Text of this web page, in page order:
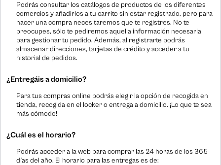
Podrás consultar los catálogos de productos de los diferentes
comercios y añadirlos a tu carrito sin estar registrado, pero para
hacer una compra necesitaremos que te registres. No te
preocupes, sólo te pediremos aquella información necesaria
para gestionar tu pedido. Además, al registrarte podrás
almacenar direcciones, tarjetas de crédito y acceder a tu
historial de pedidos.
¿Entregáis a domicilio?
Para tus compras online podrás elegir la opción de recogida en
tienda, recogida en el locker o entrega a domicilio. ¡Lo que te sea
más cómodo!
¿Cuál es el horario?
Podrás acceder a la web para comprar las 24 horas de los 365
días del año. El horario para las entregas es de: